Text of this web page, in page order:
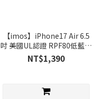
【imos】iPhone17 Air 6.5
吋 美國UL認證 RPF80低藍光
霧面螢幕保護貼
NT$1,390